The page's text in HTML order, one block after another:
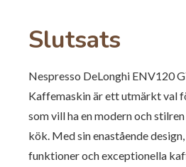
Slutsats
Nespresso DeLonghi ENV120
Kaffemaskin är ett utmärkt val
som vill ha en modern och
kök. Med sin enastående
funktioner och exceptionella